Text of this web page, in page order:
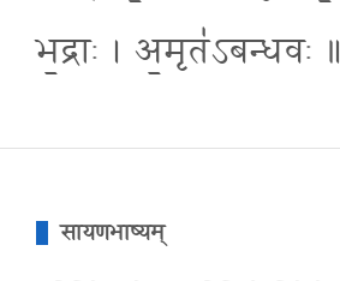
भ॒द्राः । अ॒मृत॑ऽबन्धवः ॥
सायणभाष्यम्